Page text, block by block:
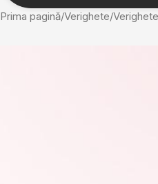
Prima pagină Verighete